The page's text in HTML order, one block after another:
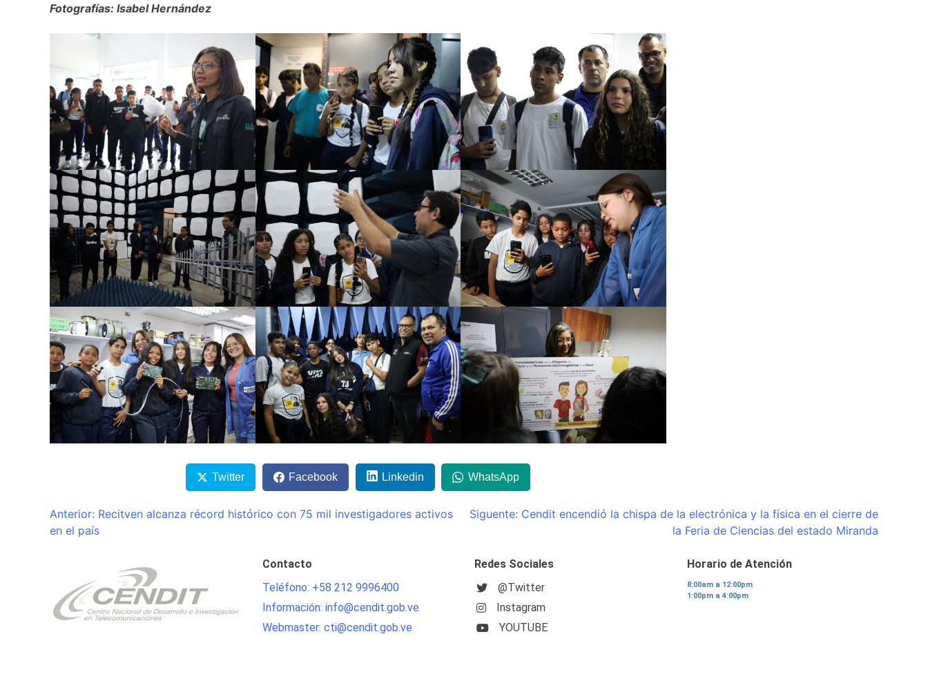
Fotografías: Isabel Hernández
Twitter Facebook Linkedin WhatsApp
Navegación
de
entradas
Anterior: Recitven alcanza récord histórico con 75 mil investigadores activos
en el país
Siguente: Cendit encendió la chispa de la electrónica y la física en el cierre de
la Feria de Ciencias del estado Miranda
Contacto
Teléfono: +58 212 9996400
Información: info@cendit.gob.ve
Webmaster: cti@cendit.gob.ve
Redes Sociales
@Twitter
Instagram
YOUTUBE
Horario de Atención
8:00am a 12:00pm
1:00pm a 4:00pm